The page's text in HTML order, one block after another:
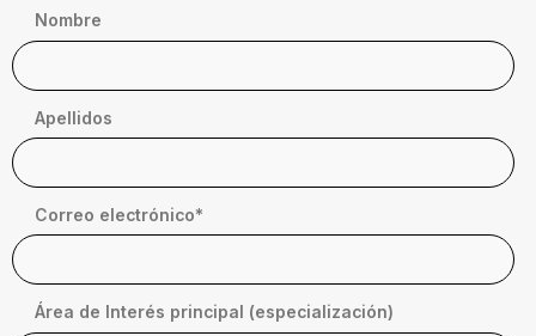
Nombre
Apellidos
Correo electrónico*
Área de Interés principal (especialización)